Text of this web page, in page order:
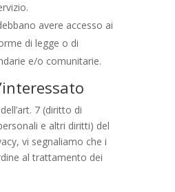
avere accesso ai
di legge o di
e/o comunitarie.
7 (diritto di
e altri diritti) del
vi segnaliamo che i
al trattamento dei